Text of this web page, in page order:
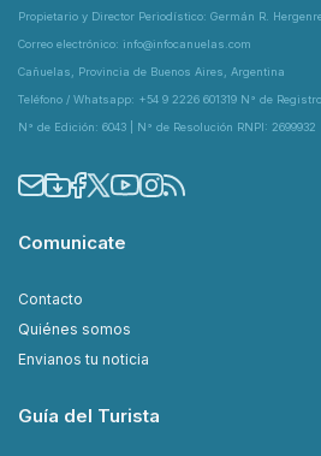
Propietario y Director Periodístico: Germán R.
Correo electrónico: info@infocanuelas.com
Cañuelas, Provincia de Buenos Aires, Argentina
Teléfono / Whatsapp: +54 9 2226 601319 N° de
N° de Edición: 6043 | N° de Resolución RNPI: 2699932
Comunicate
Contacto
Quiénes somos
Envianos tu noticia
Guía del Turista